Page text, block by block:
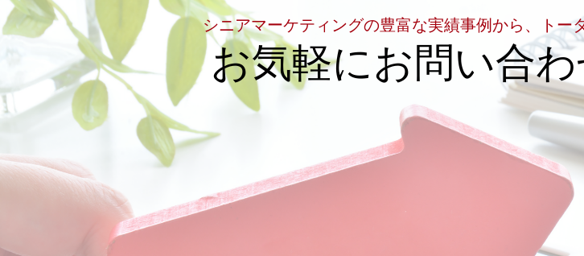
シニアマーケティングの豊富な実績事例から、トー
お気軽にお問い合